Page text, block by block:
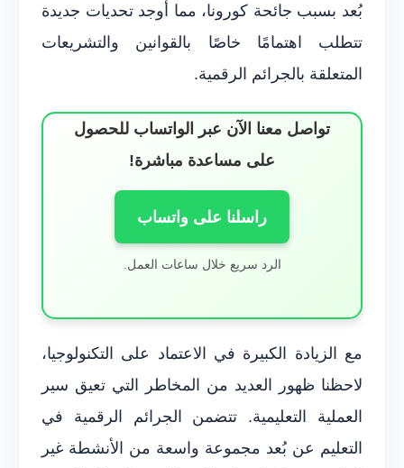
بُعد بسبب جائحة كورونا، مما أوجد تحديات جديدة
تتطلب اهتمامًا خاصًا بالقوانين والتشريعات
المتعلقة بالجرائم الرقمية.
تواصل معنا الآن عبر الواتساب للحصول
على مساعدة مباشرة!
راسلنا على واتساب
الرد سريع خلال ساعات العمل.
مع الزيادة الكبيرة في الاعتماد على التكنولوجيا،
لاحظنا ظهور العديد من المخاطر التي تعيق سير
العملية التعليمية. تتضمن الجرائم الرقمية في
التعليم عن بُعد مجموعة واسعة من الأنشطة غير